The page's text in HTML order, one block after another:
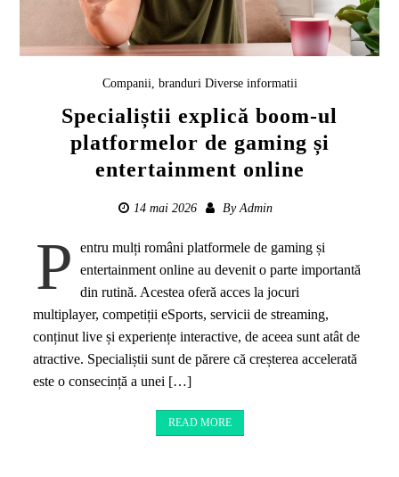
Companii, branduri Diverse informatii
Specialiștii explică boom-ul
platformelor de gaming și
entertainment online
14 mai 2026 ByAdmin
P
entru mulți români platformele de gaming și
entertainment online au devenit o parte importantă
din rutină. Acestea oferă acces la jocuri
multiplayer, competiții eSports, servicii de streaming,
conținut live și experiențe interactive, de aceea sunt atât de
atractive. Specialiștii sunt de părere că creșterea accelerată
este o consecință a unei […]
READ MORE